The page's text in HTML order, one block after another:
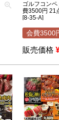
ゴルフコン
費3500円 21
[8-35-A]
会費3500
販売価格